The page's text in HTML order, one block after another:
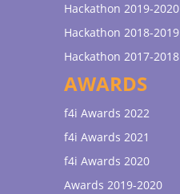
Hackathon 2019-2020
Hackathon 2018-2019
Hackathon 2017-2018
AWARDS
f4i Awards 2022
f4i Awards 2021
f4i Awards 2020
Awards 2019-2020